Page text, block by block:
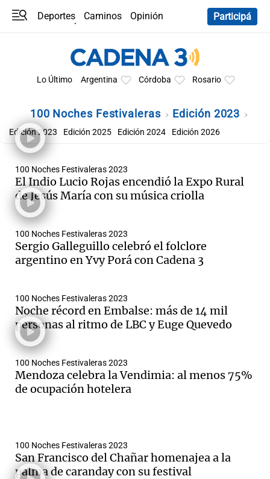
Deportes Caminos
Opinión
Participá
Lo Último Argentina Córdoba Rosario
100 Noches Festivaleras Edición 2023
Edición 2023 Edición 2025 Edición 2024 Edición 2026
100 Noches Festivaleras 2023
El Indio Lucio Rojas encendió la Expo Rural
de Jesús María con su música criolla
100 Noches Festivaleras 2023
Sergio Galleguillo celebró el folclore
argentino en Yvy Porá con Cadena 3
100 Noches Festivaleras 2023
Noche récord en Embalse: más de 14 mil
personas al ritmo de LBC y Euge Quevedo
100 Noches Festivaleras 2023
Mendoza celebra la Vendimia: al menos 75%
de ocupación hotelera
100 Noches Festivaleras 2023
San Francisco del Chañar homenajea a la
palma de caranday con su festival